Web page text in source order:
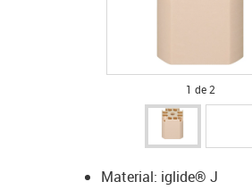
1 de 2
Material: iglide® J